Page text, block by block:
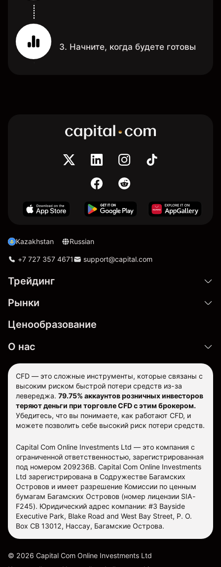
3. Начните, когда будете готовы
Kazakhstan Russian
+7 727 357 4671 support@capital.com
Трейдинг
Рынки
Ценообразование
О нас
CFD — это сложные инструменты, которые связаны с
высоким риском быстрой потери средств из-за
левереджа. 79.75% аккаунтов розничных инвесторов
теряют деньги при торговле CFD с этим брокером.
Убедитесь, что вы понимаете, как работают CFD, и
можете позволить себе высокий риск потери средств.
Capital Com Online Investments Ltd — это компания с
ограниченной ответственностью, зарегистрированная
под номером 209236B. Capital Com Online Investments
Ltd зарегистрирована в Содружестве Багамских
Островов и имеет разрешение Комиссии по ценным
бумагам Багамских Островов (номер лицензии SIA-
F245). Юридический адрес компании: #3 Bayside
Executive Park, Blake Road and West Bay Street, P. O.
Box CB 13012, Нассау, Багамские Острова.
© 2026 Capital Com Online Investments Ltd